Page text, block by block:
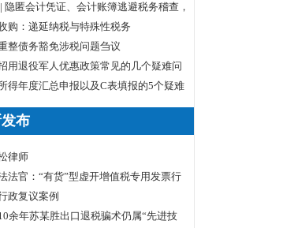
是免予补缴
隐匿会计凭证、会计账簿逃避税务稽查，
判刑！
购：递延纳税与特殊性税务
整债务豁免涉税问题刍议
用退役军人优惠政策常见的几个疑难问
得年度汇总申报以及C表填报的5个疑难
布
律师
法官：“有货”型虚开增值税专用发票行
政复议案例
余年苏某胜出口退税骗术仍属“先进技